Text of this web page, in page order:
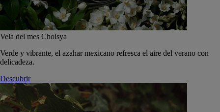
Vela del mes Choisya
Verde y vibrante, el azahar mexicano refresca el aire del verano con
delicadeza.
Descubrir